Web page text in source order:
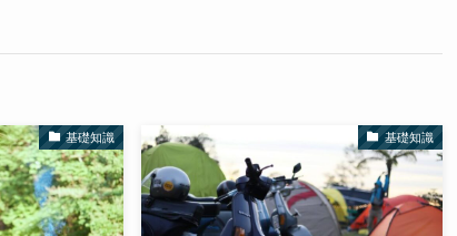
基礎知識 基礎知識